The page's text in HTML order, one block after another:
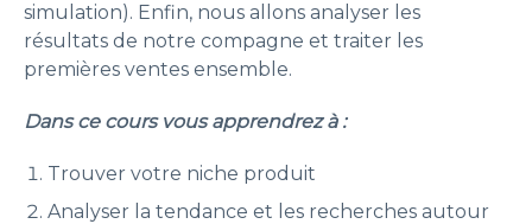
simulation). Enfin, nous allons analyser les
résultats de notre compagne et traiter les
premières ventes ensemble.
Dans ce cours vous apprendrez à :
Trouver votre niche produit
Analyser la tendance et les recherches autour